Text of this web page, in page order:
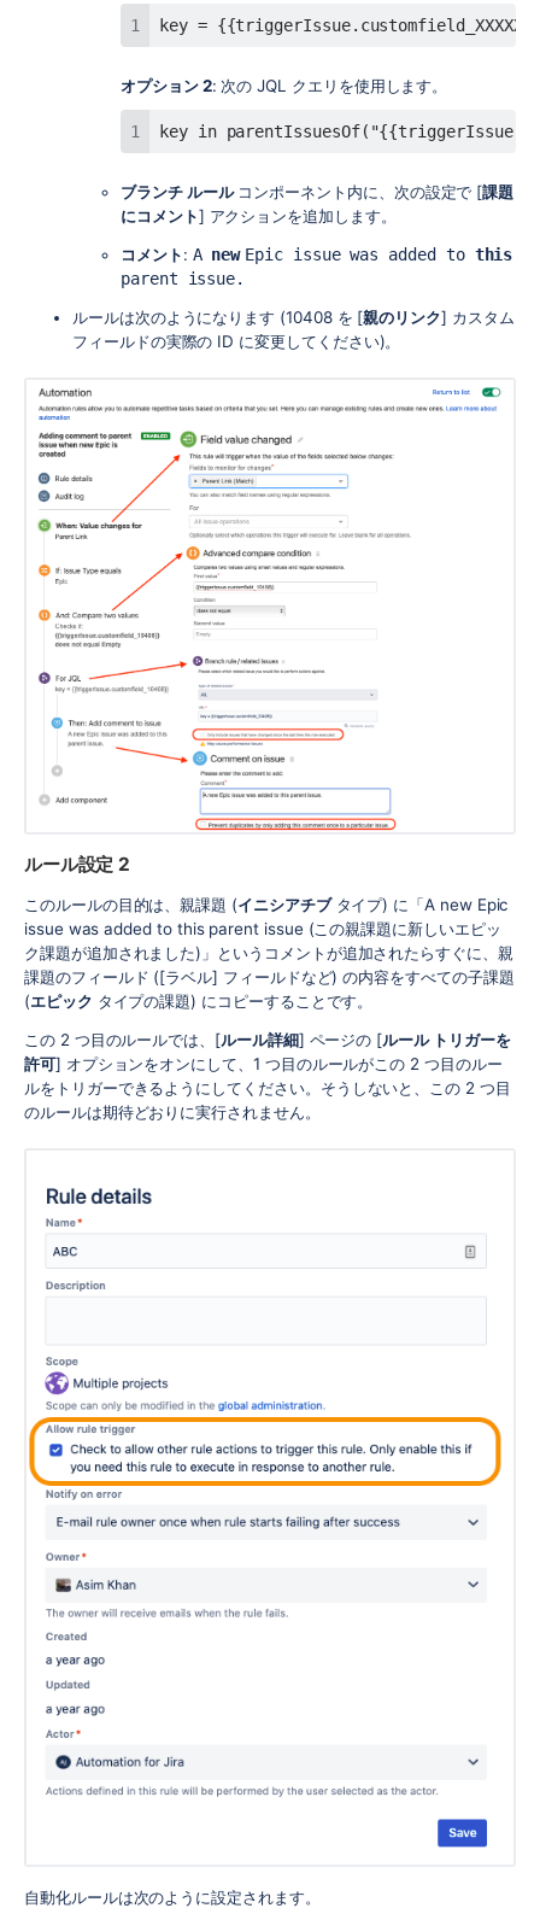
key =
オプション 2: 次の JQL クエリを使用します。
key in
ブランチ ルールコンポーネント内に、次の設定で [課題
にコメント] アクションを追加します。
コメント: A new Epic issue was added to this
parent issue.
ルールは次のようになります (10408 を [親のリンク] カスタム
フィールドの実際の ID に変更してください)。
ルール設定 2
このルールの目的は、親課題 (イニシアチブタイプ) に「A new Epic
issue was added to this parent issue (この親課題に新しいエピッ
ク課題が追加されました)」というコメントが追加されたらすぐに、親
課題のフィールド ([ラベル] フィールドなど) の内容をすべての子課題
(エピック タイプの課題) にコピーすることです。
この 2 つ目のルールでは、[ルール詳細] ページの [ルール トリガーを
許可] オプションをオンにして、1 つ目のルールがこの 2 つ目のルー
ルをトリガーできるようにしてください。そうしないと、この 2 つ目
のルールは期待どおりに実行されません。
自動化ルールは次のように設定されます。